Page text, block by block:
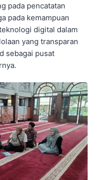
pada pencatatan
pada kemampuan
digital dalam
yang transparan
sebagai pusat